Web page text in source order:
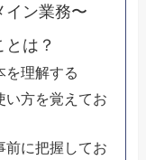
イン業務〜
は？
を理解する
い方を覚えてお
前に把握してお